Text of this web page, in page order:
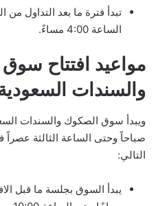
الساعة 4:00 مساءً.
مواعيد افتتاح
والسندات
ويبدأ سوق الصكوك والسندات
صباحاً وحتى الساعة الثالثة
التالي: